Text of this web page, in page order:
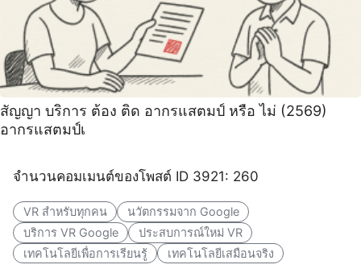
สัญญา บริการ ต้อง ติด อากรแสตมป์ หรือ ไม่ (2569)
อากรแสตมป์เ
จำนวนคอมเมนต์ของโพสต์ ID 3921: 260
VR สำหรับทุกคน
นวัตกรรมจาก Google
บริการ VR Google
ประสบการณ์ใหม่ VR
เทคโนโลยีเพื่อการเรียนรู้
เทคโนโลยีเสมือนจริง